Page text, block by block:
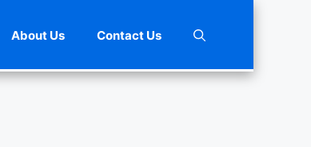
About Us Contact Us